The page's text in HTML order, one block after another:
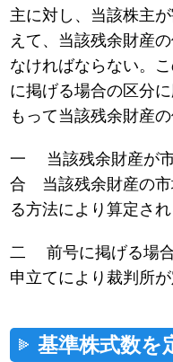
主に対し、当該株主
えて、当該残余財産
なければならない。
に掲げる場合の区分
もって当該残余財産の
一 当該残余財産が
合 当該残余財産の市
る方法により算定さ
二 前号に掲げる場
申立てにより裁判所
基準株式数を